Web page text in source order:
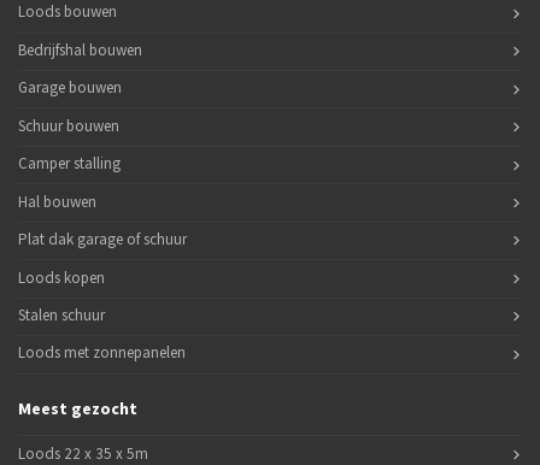
Loods bouwen
Bedrijfshal bouwen
Garage bouwen
Schuur bouwen
Camper stalling
Hal bouwen
Plat dak garage of schuur
Loods kopen
Stalen schuur
Loods met zonnepanelen
Meest gezocht
Loods 22 x 35 x 5m